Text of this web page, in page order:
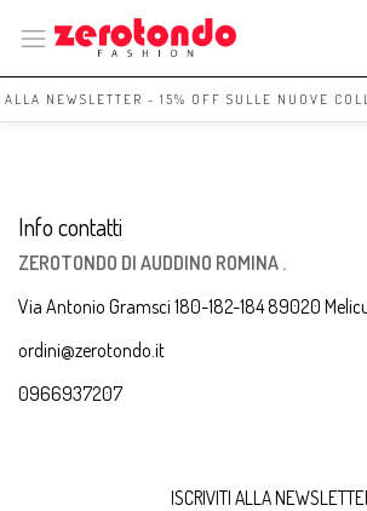
NEWSLETTER - 15% OFF SULLE NUOVE
Info contatti
ZEROTONDO DI AUDDINO ROMINA .
Via Antonio Gramsci 180-182-184 89020
ordini@zerotondo.it
0966937207
ISCRIVITI ALLA